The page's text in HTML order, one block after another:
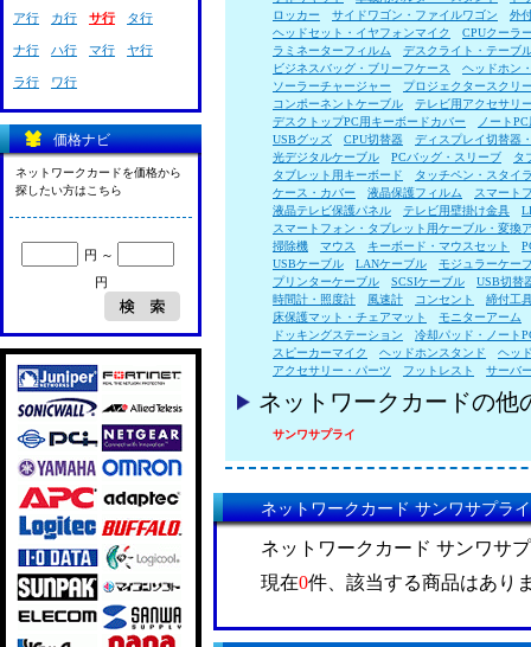
ロッカー
サイドワゴン・ファイルワゴン
外
ヘッドセット・イヤフォンマイク
CPUクーラ
ラミネーターフィルム
デスクライト・テーブ
ビジネスバッグ・ブリーフケース
ヘッドホン
ソーラーチャージャー
プロジェクタースクリ
コンポーネントケーブル
テレビ用アクセサリ
デスクトップPC用キーボードカバー
ノート
USBグッズ
CPU切替器
ディスプレイ切替器
光デジタルケーブル
PCバッグ・スリーブ
タ
タブレット用キーボード
タッチペン・スタイ
ケース・カバー
液晶保護フィルム
スマート
液晶テレビ保護パネル
テレビ用壁掛け金具
スマートフォン・タブレット用ケーブル・変換
掃除機
マウス キーボード・マウスセット
USBケーブル
LANケーブル
モジュラーケー
プリンターケーブル
SCSIケーブル
USB切替
時間計・照度計
風速計 コンセント
締付工
床保護マット・チェアマット
モニターアーム
ドッキングステーション
冷却パッド・ノート
スピーカーマイク
ヘッドホンスタンド
ヘッ
アクセサリー・パーツ
フットレスト サーバ
ネットワークカードの他
サンワサプライ
ネットワークカード サンワサプラ
ネットワークカード サンワサ
現在0件、該当する商品はあり
ア行 カ行 サ行 タ行
ナ行 ハ行 マ行 ヤ行
ラ行 ワ行
価格ナビ
ネットワークカードを価格から
探したい方はこちら
円 ～
円